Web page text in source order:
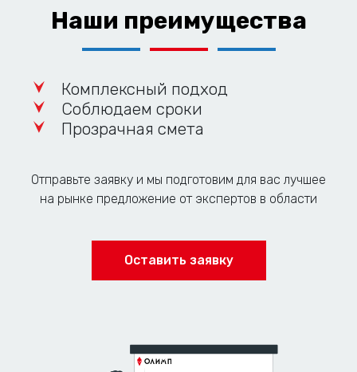
Наши преимущества
Комплексный подход
Соблюдаем сроки
Прозрачная смета
Отправьте заявку и мы подготовим для вас лучшее
на рынке предложение от экспертов в области
Оставить заявку